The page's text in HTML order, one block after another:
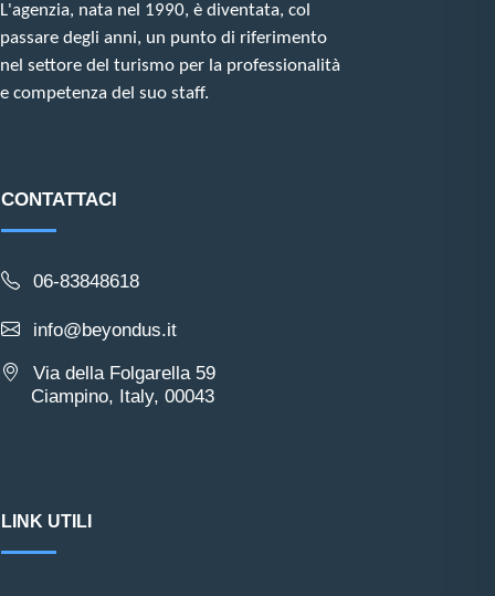
L'agenzia, nata nel 1990, è diventata, col
passare degli anni, un punto di riferimento
nel settore del turismo per la professionalità
e competenza del suo staff.
CONTATTACI
06-83848618
info@beyondus.it
Via della Folgarella 59
Ciampino, Italy, 00043
LINK UTILI